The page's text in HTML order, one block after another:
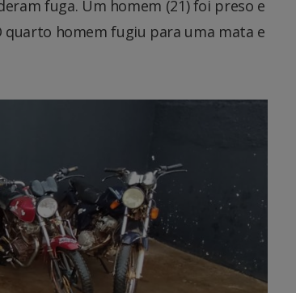
fuga. Um homem (21) foi preso e
quarto homem fugiu para uma mata e